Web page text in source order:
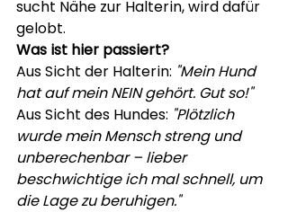
sucht Nähe zur Halterin, wird dafür
gelobt.
Was ist hier passiert?
Aus Sicht der Halterin: "Mein Hund
hat auf mein NEIN gehört. Gut so!"
Aus Sicht des Hundes: "Plötzlich
wurde mein Mensch streng und
unberechenbar – lieber
beschwichtige ich mal schnell, um
die Lage zu beruhigen."